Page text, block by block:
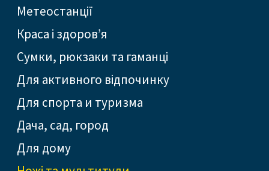
Метеостанції
Краса і здоров’я
Сумки, рюкзаки та гаманці
Для активного відпочинку
Для спорта и туризма
Дача, сад, город
Для дому